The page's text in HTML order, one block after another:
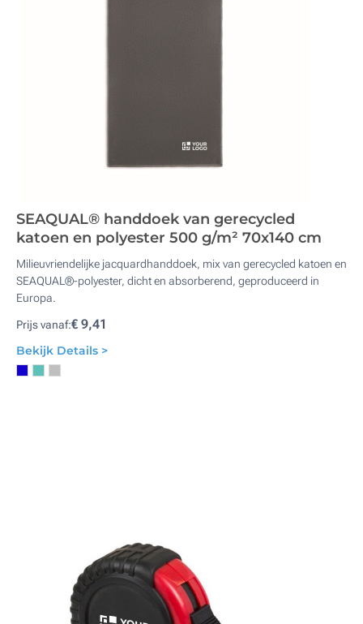
SEAQUAL® handdoek van gerecycled
katoen en polyester 500 g/m² 70x140 cm
Milieuvriendelijke jacquardhanddoek, mix van gerecycled katoen en
SEAQUAL®-polyester, dicht en absorberend, geproduceerd in
Europa.
Prijs vanaf:€ 9,41
Bekijk Details >